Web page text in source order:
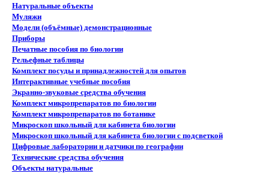
Натуральные объекты
Муляжи
Модели (объёмные) демонстрационные
Приборы
Печатные пособия по биологии
Рельефные таблицы
Комплект посуды и принадлежностей для опытов
Интерактивные учебные пособия
Экранно-звуковые средства обучения
Комплект микропрепаратов по биологии
Комплект микропрепаратов по ботанике
Микроскоп школьный для кабинета биологии
Микроскоп школьный для кабинета биологии с подсветкой
Цифровые лаборатории и датчики по географии
Технические средства обучения
Объекты натуральные